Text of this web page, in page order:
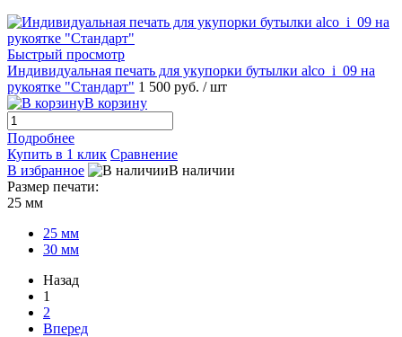
Быстрый просмотр
Индивидуальная печать для укупорки бутылки alco_i_09 на
рукоятке "Стандарт" 1 500 руб. / шт
В корзину
Подробнее
Купить в 1 клик Сравнение
В избранное
В наличии
Размер печати:
25 мм
25 мм
30 мм
Назад
1
2
Вперед